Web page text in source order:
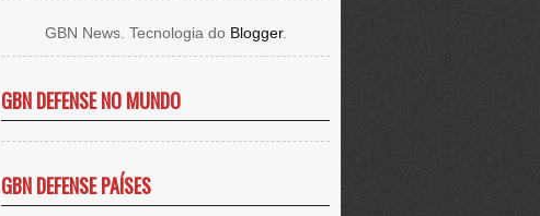
GBN News. Tecnologia do Blogger.
GBN DEFENSE NO MUNDO
GBN DEFENSE PAÍSES